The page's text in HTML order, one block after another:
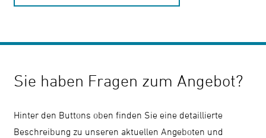
Sie haben Fragen zum Angebot?
Hinter den Buttons oben finden Sie eine detaillierte
Beschreibung zu unseren aktuellen Angeboten und